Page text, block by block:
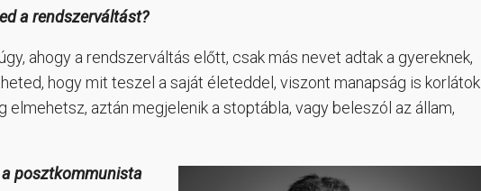
a rendszerváltást?
ahogy a rendszerváltás előtt, csak más nevet adtak a gyereknek,
hogy mit teszel a saját életeddel, viszont manapság is korlátok
elmehetsz, aztán megjelenik a stoptábla, vagy beleszól az állam,
posztkommunista